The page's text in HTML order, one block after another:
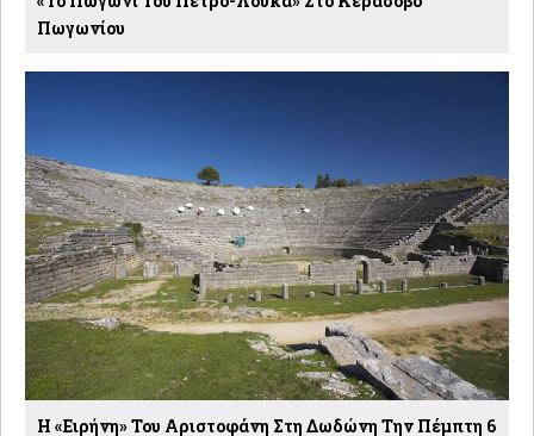
Πωγωνίου
Η «Ειρήνη» Του Αριστοφάνη Στη Δωδώνη Την Πέμπτη 6